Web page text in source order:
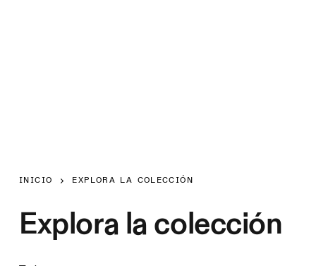
INICIO EXPLORA LA COLECCIÓN
Explora la colección